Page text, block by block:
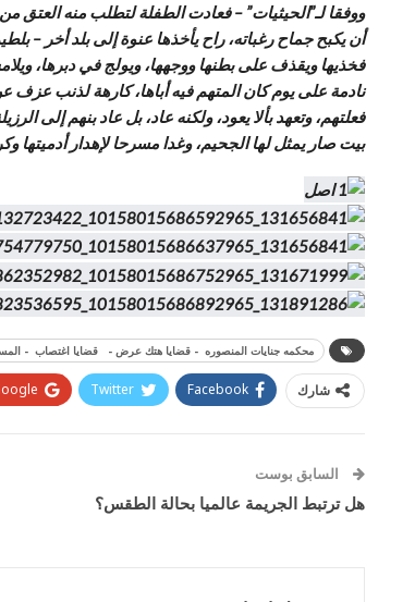
ووفقا لـ”الحيثيات” – فعادت الطفلة لتطلب منه العتق
أن يكبح جماح رغباته، راح يأخذها عنوة إلى بلد أخر –
فخذيها ويقذف على بطنها ووجهها، ويولج في دبرها،
نادمة على يوم كان المتهم فيه أباها، كارهة لذنب عزف
فعلتهم، وتعهد بألا يعود، ولكنه عاد، بل عاد بنهم إلى
بيت صار يمثل لها الجحيم، وغدا مسرحا لإهدار
محكمه جنايات المنصوره - قضايا هتك عرض - قضايا اغتصاب -
شارك Facebook
Twitter
السابق بوست
هل ترتبط الجريمة عالميا بحالة الطقس؟